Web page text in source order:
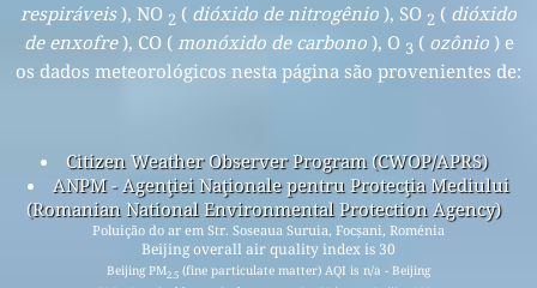
respiráveis), NO 2 ( dióxido de nitrogênio ), SO 2 ( dióxido
de enxofre), CO ( monóxido de carbono), O 3 ( ozônio) e
os dados meteorológicos nesta página são provenientes de:
Citizen Weather Observer Program (CWOP/APRS)
ANPM - Agenţiei Naţionale pentru Protecţia Mediului
(Romanian National Environmental Protection Agency)
Poluição do ar em Str. Soseaua Suruia, Focșani, Roménia
Beijing overall air quality index is 30
Beijing PM2.5(fine particulate matter) AQI is n/a - Beijing